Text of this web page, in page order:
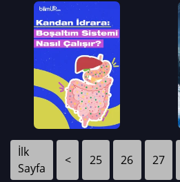
İlk
Sayfa
< 25 26 27